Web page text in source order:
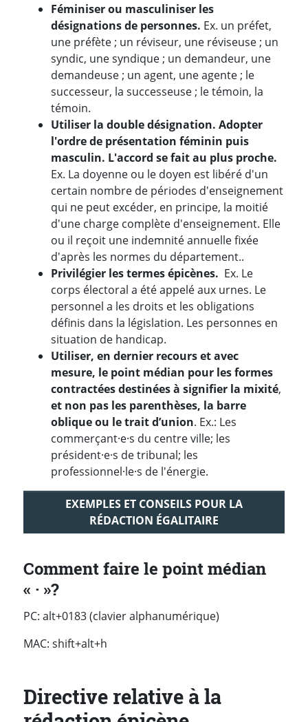
Féminiser ou masculiniser les
désignations de personnes. Ex. un préfet,
une préfète ; un réviseur, une réviseuse ; un
syndic, une syndique ; un demandeur, une
demandeuse ; un agent, une agente ; le
successeur, la successeuse ; le témoin, la
témoin.
Utiliser la double désignation. Adopter
l'ordre de présentation féminin puis
masculin. L'accord se fait au plus proche.
Ex. La doyenne ou le doyen est libéré d'un
certain nombre de périodes d'enseignement
qui ne peut excéder, en principe, la moitié
d'une charge complète d'enseignement. Elle
ou il reçoit une indemnité annuelle fixée
d'après les normes du département..
Privilégier les termes épicènes. Ex. Le
corps électoral a été appelé aux urnes. Le
personnel a les droits et les obligations
définis dans la législation. Les personnes en
situation de handicap.
Utiliser, en dernier recours et avec
mesure, le point médian pour les formes
contractées destinées à signifier la mixité,
et non pas les parenthèses, la barre
oblique ou le trait d’union. Ex.: Les
commerçant·e·s du centre ville; les
président·e·s de tribunal; les
professionnel·le·s de l'énergie.
EXEMPLES ET CONSEILS POUR LA
RÉDACTION ÉGALITAIRE
Comment faire le point médian
« · »?
PC: alt+0183 (clavier alphanumérique)
MAC: shift+alt+h
Directive relative à la